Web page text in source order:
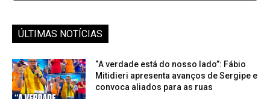
ÚLTIMAS NOTÍCIAS
“A verdade está do nosso lado”: Fábio
Mitidieri apresenta avanços de Sergipe e
convoca aliados para as ruas